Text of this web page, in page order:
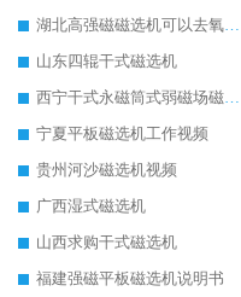
湖北高强磁磁选机可以去氧化铝
山东四辊干式磁选机
西宁干式永磁筒式弱磁场磁选机结构图
宁夏平板磁选机工作视频
贵州河沙磁选机视频
广西湿式磁选机
山西求购干式磁选机
福建强磁平板磁选机说明书